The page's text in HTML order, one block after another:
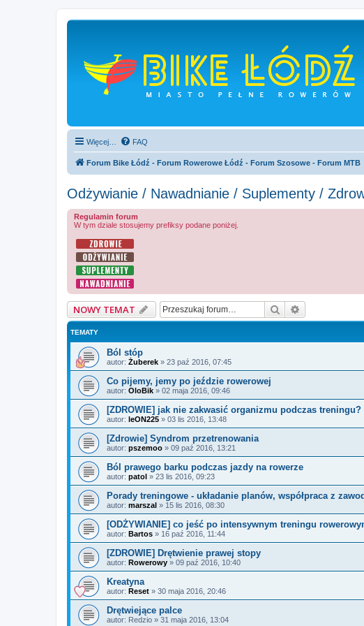
Więcej… FAQ
Forum Bike Łódź - Forum Rowerowe Łódź - Forum Szosowe - Forum MTB
Odżywianie / Nawadnianie / Suplementy /
Regulamin forum
W tym dziale stosujemy prefiksy podane poniżej.
NOWY TEMAT Szukaj
TEMATY
Ból stóp
autor: Żuberek » 23 paź 2016, 07:45
Co pijemy, jemy po jeździe rowerowej
autor: OloBik » 02 maja 2016, 09:46
[ZDROWIE] jak nie zakwasić organizmu podczas treningu?
autor: leON225 » 03 lis 2016, 13:48
[Zdrowie] Syndrom przetrenowania
autor: pszemoo » 09 paź 2016, 13:21
Ból prawego barku podczas jazdy na rowerze
autor: patol » 23 lis 2016, 09:23
Porady treningowe - układanie planów, współpraca z
autor: marszal » 15 lis 2016, 08:30
[ODŻYWIANIE] co jeść po intensywnym treningu
autor: Bartos » 16 paź 2016, 11:44
[ZDROWIE] Drętwienie prawej stopy
autor: Rowerowy » 09 paź 2016, 10:40
Kreatyna
autor: Reset » 30 maja 2016, 20:46
Drętwiejące palce
autor: Redzio » 31 maja 2016, 13:04